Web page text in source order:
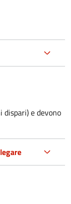
dispari) e devono